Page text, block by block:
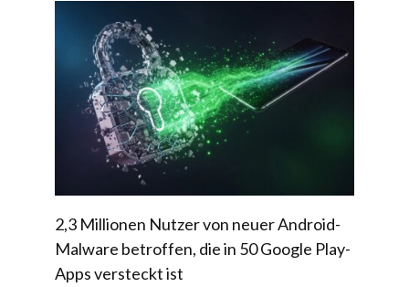
2,3 Millionen Nutzer von neuer Android-
Malware betroffen, die in 50 Google Play-
Apps versteckt ist